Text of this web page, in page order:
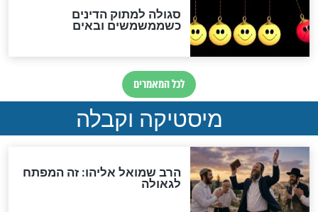
מה יהיה בימות המשיח?
"לפני הגאולה תהיה אפיקורסות
והכחשה גדולה מאוד של
האמונה"